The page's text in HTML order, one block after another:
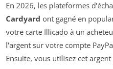
En 2026, les plateformes
Cardyard ont gagné en
votre carte Illicado à un
l'argent sur votre compte
Ensuite, vous utilisez cet